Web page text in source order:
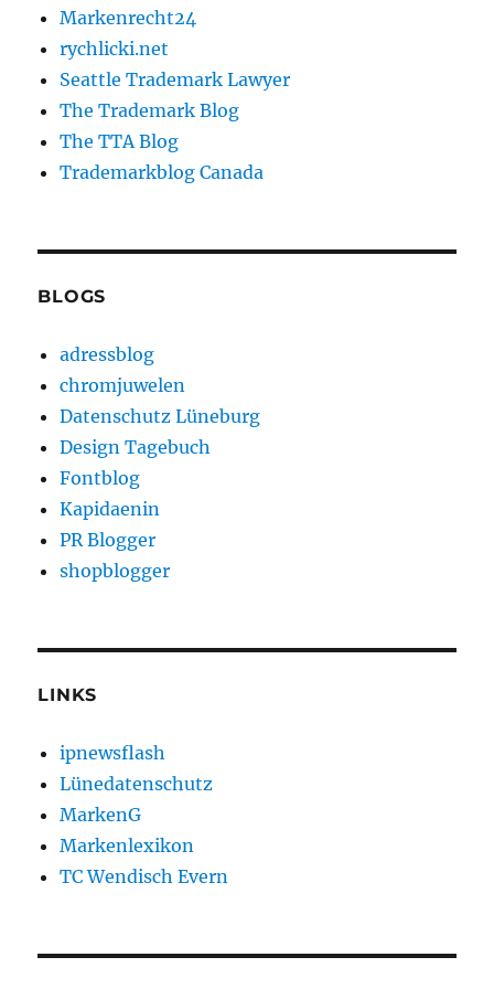
Markenrecht24
rychlicki.net
Seattle Trademark Lawyer
The Trademark Blog
The TTA Blog
Trademarkblog Canada
BLOGS
adressblog
chromjuwelen
Datenschutz Lüneburg
Design Tagebuch
Fontblog
Kapidaenin
PR Blogger
shopblogger
LINKS
ipnewsflash
Lünedatenschutz
MarkenG
Markenlexikon
TC Wendisch Evern